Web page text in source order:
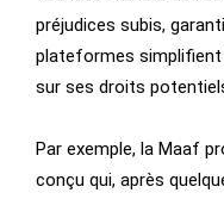
préjudices subis,
plateformes
sur ses droits
Par exemple, la Maaf
conçu qui, après